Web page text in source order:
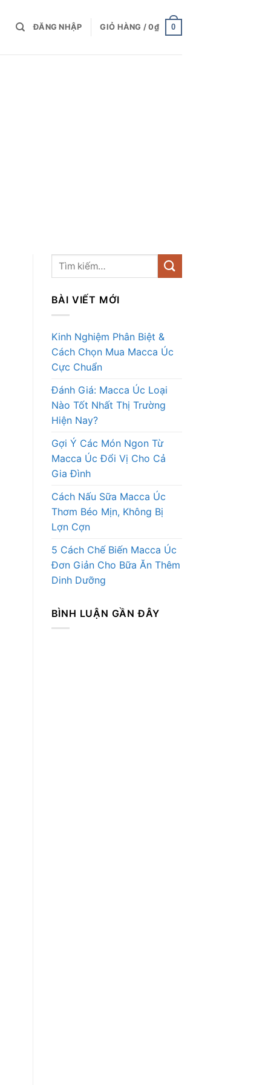
ĐĂNG NHẬP GIỎ HÀNG /0₫ 0
BÀI VIẾT MỚI
Kinh Nghiệm Phân Biệt &
Cách Chọn Mua Macca Úc
Cực Chuẩn
Đánh Giá: Macca Úc Loại
Nào Tốt Nhất Thị Trường
Hiện Nay?
Gợi Ý Các Món Ngon Từ
Macca Úc Đổi Vị Cho Cả
Gia Đình
Cách Nấu Sữa Macca Úc
Thơm Béo Mịn, Không Bị
Lợn Cợn
5 Cách Chế Biến Macca Úc
Đơn Giản Cho Bữa Ăn Thêm
Dinh Dưỡng
BÌNH LUẬN GẦN ĐÂY